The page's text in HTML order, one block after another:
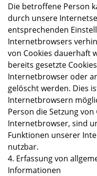
Die betroffene Person
durch unsere
entsprechenden
Internetbrowsers
von Cookies dauerhaft
bereits gesetzte
Internetbrowser oder
gelöscht werden. Dies
Internetbrowsern
Person die Setzung
Internetbrowser, sind
Funktionen unserer
nutzbar.
4. Erfassung von
Informationen